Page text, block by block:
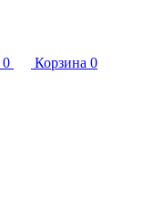
0 Корзина 0